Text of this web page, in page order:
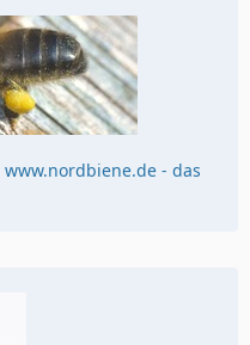
www.nordbiene.de - das